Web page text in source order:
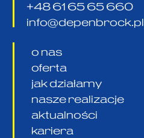
+48 61 65 65 660
info@depenbrock.pl
o nas
oferta
jak działamy
nasze realizacje
aktualności
kariera